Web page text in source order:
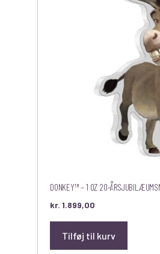
DONKEY™ – 1 OZ 20-
kr. 1.899,00
Tilføj til kurv